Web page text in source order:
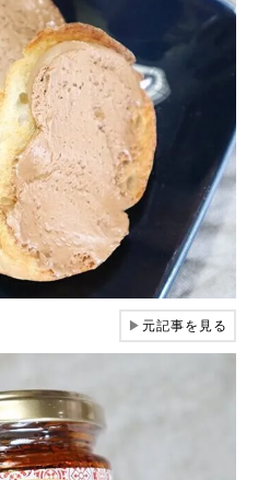
▶元記事を見る